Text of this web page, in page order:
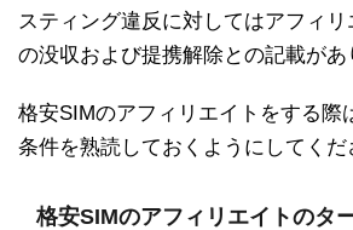
スティング違反に対してはアフィ
の没収および提携解除との記載があ
格安SIMのアフィリエイトをする際
条件を熟読しておくようにしてくだ
格安SIMのアフィリエイトのタ